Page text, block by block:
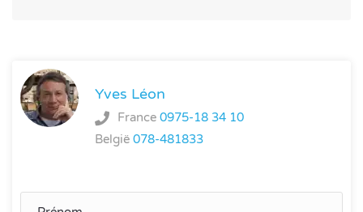
Yves Léon
France 0975-18 34 10
België 078-481833